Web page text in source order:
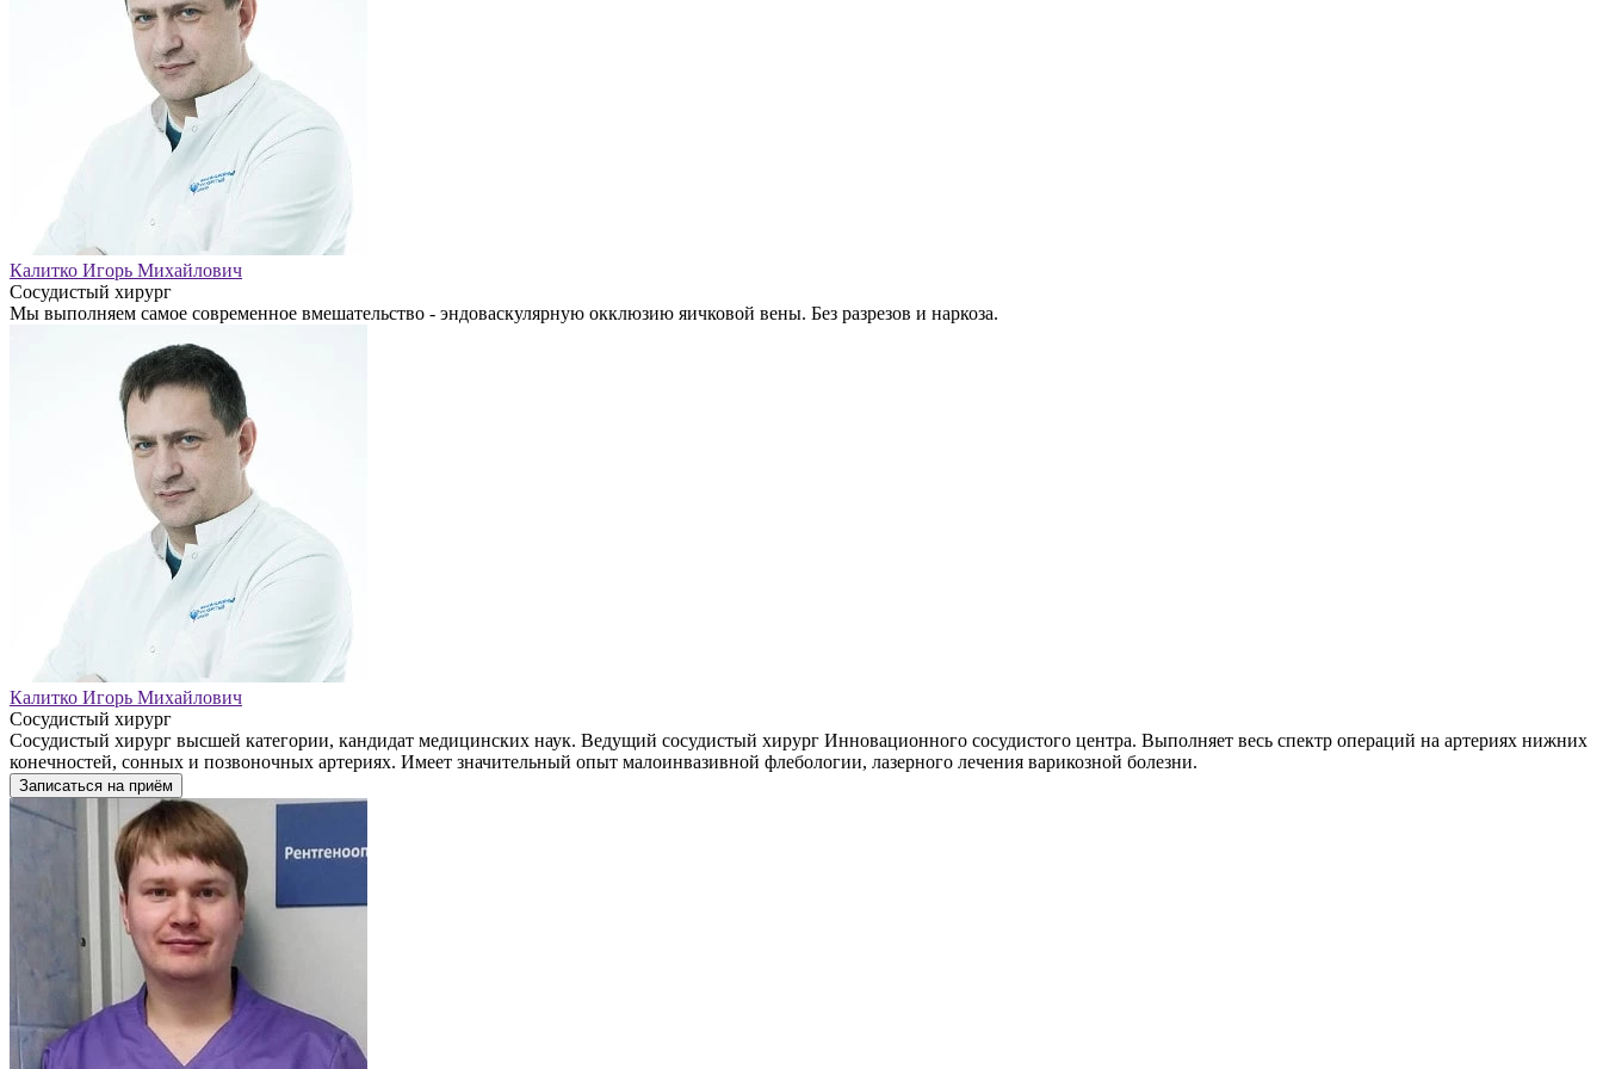
Калитко Игорь Михайлович
Сосудистый хирург
Мы выполняем самое современное вмешательство - эндоваскулярную окклюзию яичковой вены. Без разрезов и наркоза.
Калитко Игорь Михайлович
Сосудистый хирург
Сосудистый хирург высшей категории, кандидат медицинских наук. Ведущий сосудистый хирург Инновационного сосудистого центра. Выполняет весь спектр операций на артериях нижних
конечностей, сонных и позвоночных артериях. Имеет значительный опыт малоинвазивной флебологии, лазерного лечения варикозной болезни.
Записаться на приём